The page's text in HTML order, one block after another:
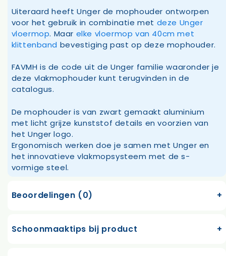
Uiteraard heeft Unger de mophouder ontworpen
voor het gebruik in combinatie met deze Unger
vloermop. Maar elke vloermop van 40cm met
klittenband bevestiging past op deze mophouder.
FAVMH is de code uit de Unger familie waaronder je
deze vlakmophouder kunt terugvinden in de
catalogus.
De mophouder is van zwart gemaakt aluminium
met licht grijze kunststof details en voorzien van
het Unger logo.
Ergonomisch werken doe je samen met Unger en
het innovatieve vlakmopsysteem met de s-
vormige steel.
Beoordelingen (0)
Schoonmaaktips bij product